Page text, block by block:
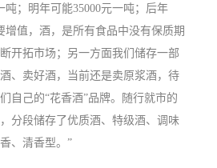
吨；明年可能35000元一吨；后年
增值，酒，是所有食品中没有保质期
开拓市场；另一方面我们储存一部
、卖好酒，当前还是卖原浆酒，待
自己的“花香酒”品牌。随行就市的
分段储存了优质酒、特级酒、调味
、清香型。”